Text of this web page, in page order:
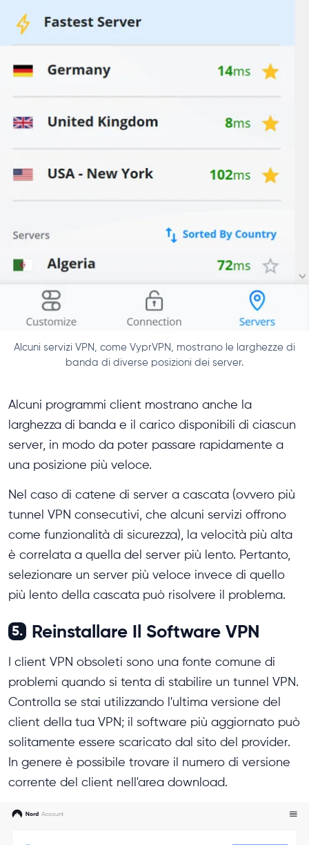
Alcuni servizi VPN, come VyprVPN, mostrano le larghezze di
banda di diverse posizioni dei server.
Alcuni programmi client mostrano anche la
larghezza di banda e il carico disponibili di ciascun
server, in modo da poter passare rapidamente a
una posizione più veloce.
Nel caso di catene di server a cascata (ovvero più
tunnel VPN consecutivi, che alcuni servizi offrono
come funzionalità di sicurezza), la velocità più alta
è correlata a quella del server più lento. Pertanto,
selezionare un server più veloce invece di quello
più lento della cascata può risolvere il problema.
5. Reinstallare Il Software VPN
I client VPN obsoleti sono una fonte comune di
problemi quando si tenta di stabilire un tunnel VPN.
Controlla se stai utilizzando l'ultima versione del
client della tua VPN; il software più aggiornato può
solitamente essere scaricato dal sito del provider.
In genere è possibile trovare il numero di versione
corrente del client nell'area download.